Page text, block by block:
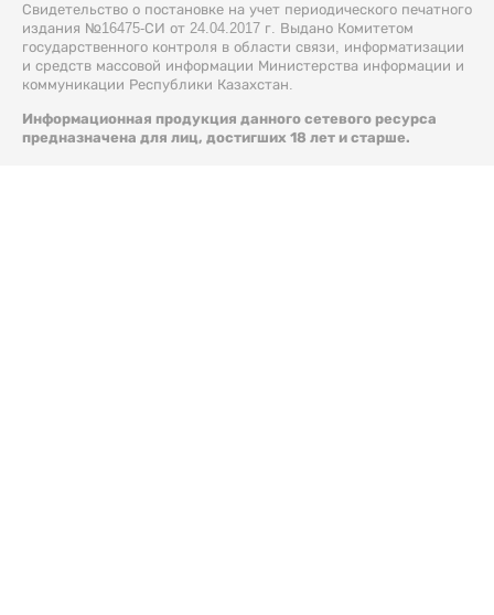
Свидетельство о постановке на учет периодического печатного
издания №16475-СИ от 24.04.2017 г. Выдано Комитетом
государственного контроля в области связи, информатизации
и средств массовой информации Министерства информации и
коммуникации Республики Казахстан.
Информационная продукция данного сетевого ресурса
предназначена для лиц, достигших 18 лет и старше.